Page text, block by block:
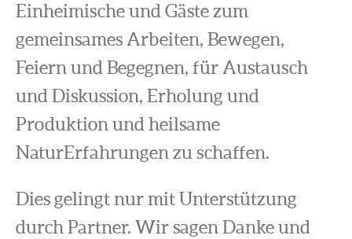
Einheimische und Gäste zum
gemeinsames Arbeiten, Bewegen,
Feiern und Begegnen, für Austausch
und Diskussion, Erholung und
Produktion und heilsame
NaturErfahrungen zu schaffen.
Dies gelingt nur mit Unterstützung
durch Partner. Wir sagen Danke und